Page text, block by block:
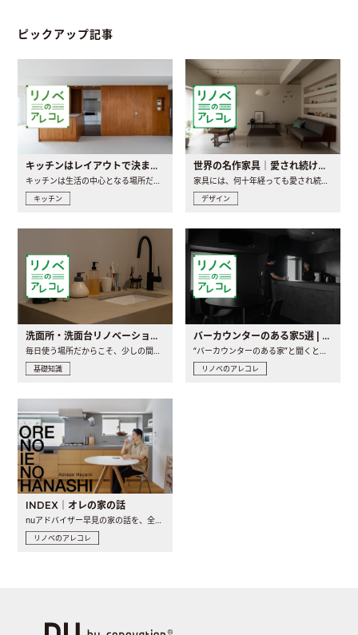
ピックアップ記事
キッチンはレイアウトで決まる。後悔しないための考え方と選び方
キッチンは生活の中心となる場所だからこそ、家の中のどこに置..
キッチン
世界の名作家具｜愛され続ける理由と一生モノとの出会い方
家具には、何十年経っても愛され続ける「名作」と呼ばれるもの..
デザイン
洗面所・洗面台リノベーションの事例と間取りアイデア
基礎知識
バーカウンターのある家5選 | 日常に馴染む“距離の近い”キッチンとは
リノベのアレコレ
INDEX｜オレの家の話
nuアドバイザー早見の家の話を、全4話でお届け。リノベーションを..
リノベのアレコレ